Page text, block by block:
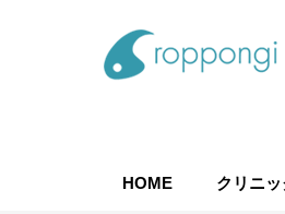
HOME クリニ